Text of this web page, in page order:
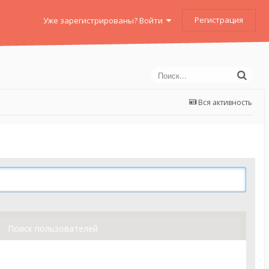
Уже зарегистрированы? Войти Регистрация
Вся активность
Поиск пользователей